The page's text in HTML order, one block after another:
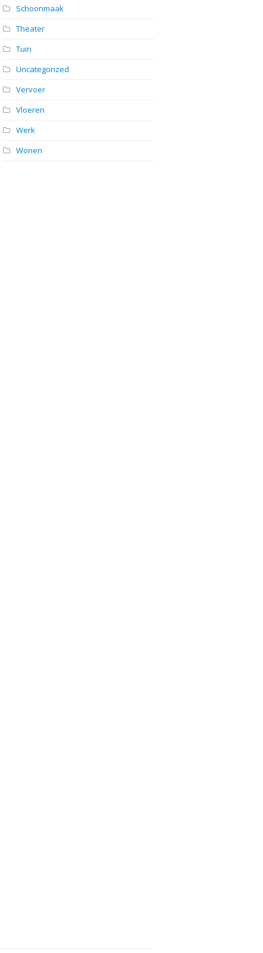
Schoonmaak
Theater
Tuin
Uncategorized
Vervoer
Vloeren
Werk
Wonen